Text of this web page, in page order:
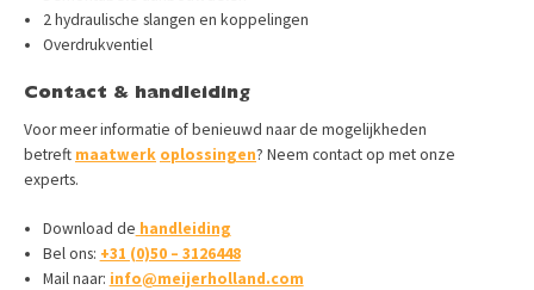
2 hydraulische slangen en koppelingen
Overdrukventiel
Contact & handleiding
Voor meer informatie of benieuwd naar de mogelijkheden
betreft maatwerk oplossingen? Neem contact op met onze
experts.
Download de handleiding
Bel ons: +31 (0)50 – 3126448
Mail naar: info@meijerholland.com